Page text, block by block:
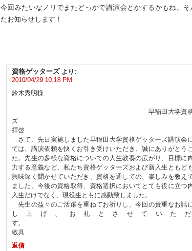
今回みたいなノリでまたどっかで講演会とかするかもね。そ
たお知らせします！
資格ゲッターズ より:
2010/04/29 10:18 PM
鈴木秀明様
早稲田大学資格ゲッ
ズ
拝啓
さて、先日実施しました早稲田大学資格ゲッターズ講演会
ては、講演依頼を快くお引き受けいただき、誠にありがとう
た。先生の多様な資格についての人生教養の広がり、目標に
力する意義など、私たち資格ゲッターズおよび新入生ともど
興味深く聞かせていただき、資格を通しての、楽しみを教え
ました。今後の資格取得、資格選択においてとても役に立つ
入生だけでなく、現役生ともに感動致しました。
先生の益々のご活躍を重ねてお祈りし、今回の貴重なお話
し上げ、お礼とさせていた
す
敬具
返信